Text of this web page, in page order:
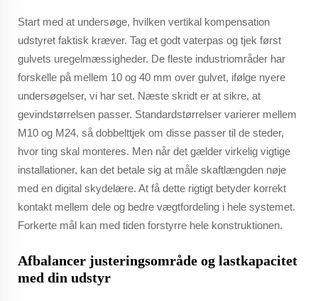
Start med at undersøge, hvilken vertikal kompensation
udstyret faktisk kræver. Tag et godt vaterpas og tjek først
gulvets uregelmæssigheder. De fleste industriområder har
forskelle på mellem 10 og 40 mm over gulvet, ifølge nyere
undersøgelser, vi har set. Næste skridt er at sikre, at
gevindstørrelsen passer. Standardstørrelser varierer mellem
M10 og M24, så dobbelttjek om disse passer til de steder,
hvor ting skal monteres. Men når det gælder virkelig vigtige
installationer, kan det betale sig at måle skaftlængden nøje
med en digital skydelære. At få dette rigtigt betyder korrekt
kontakt mellem dele og bedre vægtfordeling i hele systemet.
Forkerte mål kan med tiden forstyrre hele konstruktionen.
Afbalancer justeringsområde og lastkapacitet
med din udstyr